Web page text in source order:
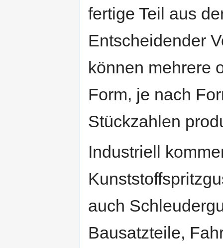
fertige Teil aus
Entscheidender
können mehrere
Form, je nach
Stückzahlen
Industriell
auch
Bausatzteile,